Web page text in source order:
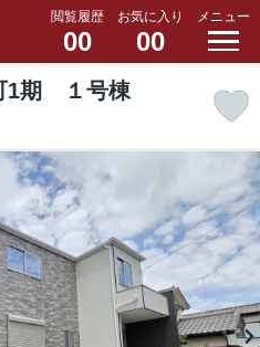
閲覧履歴
00
お気に入り
00
メニュー
1期 １号棟